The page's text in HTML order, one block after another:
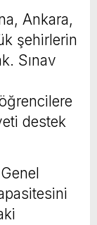
Ankara,
şehirlerin
Sınav
destek